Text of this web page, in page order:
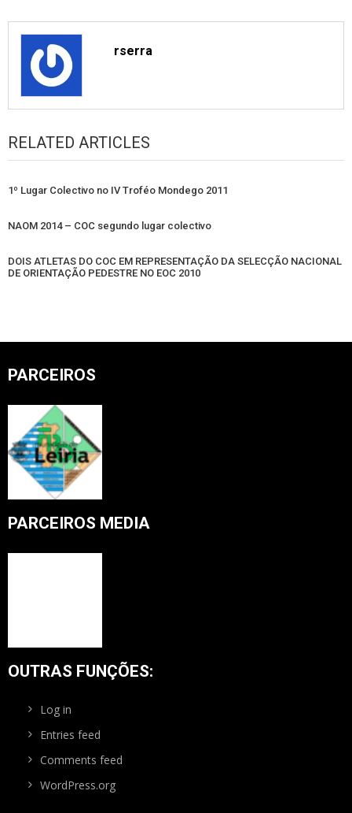
rserra
RELATED ARTICLES
1º Lugar Colectivo no IV Troféo Mondego 2011
NAOM 2014 – COC segundo lugar colectivo
DOIS ATLETAS DO COC EM REPRESENTAÇÃO DA SELECÇÃO NACIONAL
DE ORIENTAÇÃO PEDESTRE NO EOC 2010
PARCEIROS
PARCEIROS MEDIA
OUTRAS FUNÇÕES:
Log in
Entries feed
Comments feed
WordPress.org